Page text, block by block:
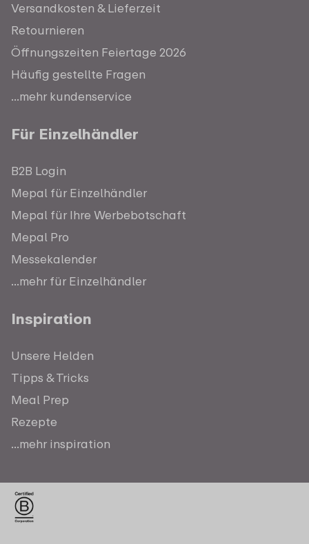
Versandkosten & Lieferzeit
Retournieren
Öffnungszeiten Feiertage 2026
Häufig gestellte Fragen
...mehr kundenservice
Für Einzelhändler
B2B Login
Mepal für Einzelhändler
Mepal für Ihre Werbebotschaft
Mepal Pro
Messekalender
...mehr für Einzelhändler
Inspiration
Unsere Helden
Tipps & Tricks
Meal Prep
Rezepte
...mehr inspiration